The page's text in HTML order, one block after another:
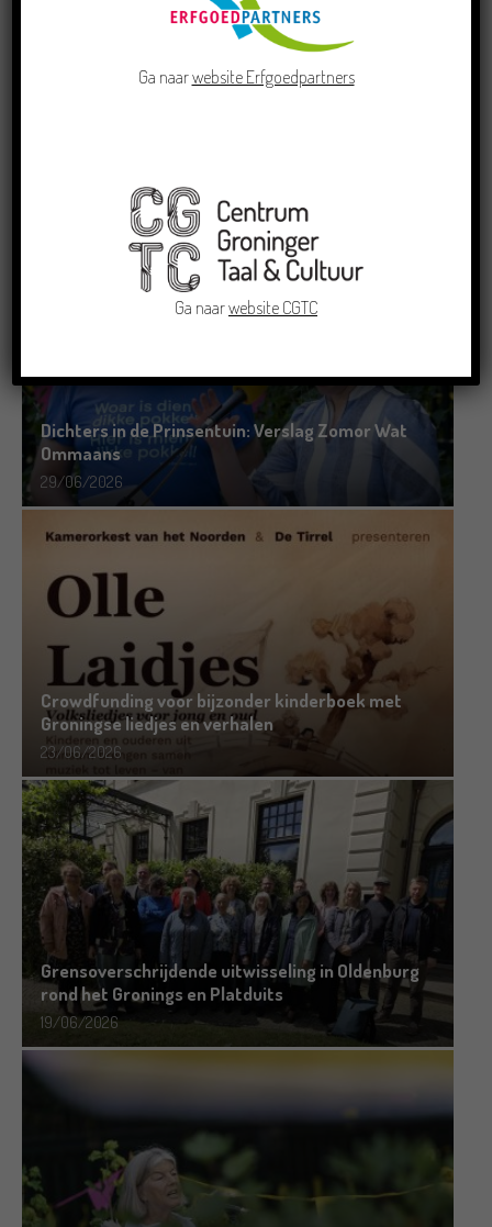
Dichters in de Prinsentuin: Verslag Zomor Wat
Ommaans
29/06/2026
Crowdfunding voor bijzonder kinderboek met
Groningse liedjes en verhalen
23/06/2026
Grensoverschrijdende uitwisseling in Oldenburg
rond het Gronings en Platduits
19/06/2026
Ga naarwebsite Erfgoedpartners
Ga naarwebsite CGTC